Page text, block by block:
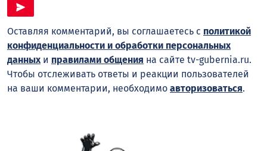
Оставляя комментарий, вы соглашаетесь с политикой
конфиденциальности и обработки персональных
данныхи правилами общения на сайте tv-gubernia.ru.
Чтобы отслеживать ответы и реакции пользователей
на ваши комментарии, необходимо авторизоваться.